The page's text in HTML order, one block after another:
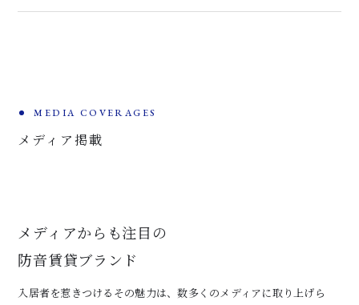
MEDIA COVERAGES
メディア掲載
メディアからも注目の
防音賃貸ブランド
入居者を惹きつけるその魅力は、数多くのメディアに取り上げら